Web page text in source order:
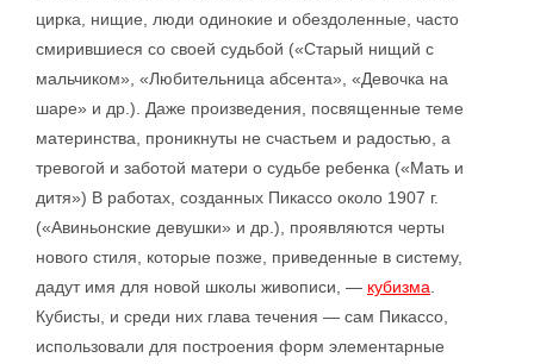
цирка, нищие, люди одинокие и обездоленные, часто
смирившиеся со своей судьбой («Старый нищий с
мальчиком», «Любительница абсента», «Девочка на
шаре» и др.). Даже произведения, посвященные теме
материнства, проникнуты не счастьем и радостью, а
тревогой и заботой матери о судьбе ребенка («Мать и
дитя») В работах, созданных Пикассо около 1907 г.
(«Авиньонские девушки» и др.), проявляются черты
нового стиля, которые позже, приведенные в систему,
дадут имя для новой школы живописи, — кубизма
Кубисты, и среди них глава течения — сам Пикассо,
использовали для построения форм элементарные